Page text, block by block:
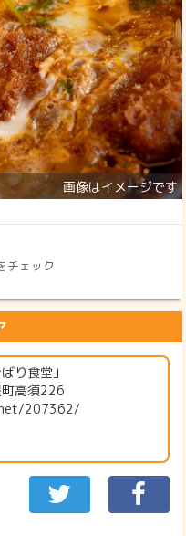
チェック
り食堂」
高須226
207362/